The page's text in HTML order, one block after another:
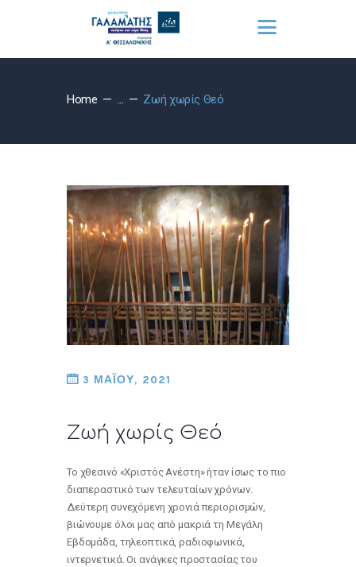
Home ... Ζωή χωρίς Θεό
3 ΜΑΪΟΥ, 2021
Ζωή χωρίς Θεό
Το χθεσινό «Χριστός Ανέστη» ήταν ίσως το πιο
διαπεραστικό των τελευταίων χρόνων.
Δεύτερη συνεχόμενη χρονιά περιορισμών,
βιώνουμε όλοι μας από μακριά τη Μεγάλη
Εβδομάδα, τηλεοπτικά, ραδιοφωνικά,
ιντερνετικά. Οι ανάγκες προστασίας του